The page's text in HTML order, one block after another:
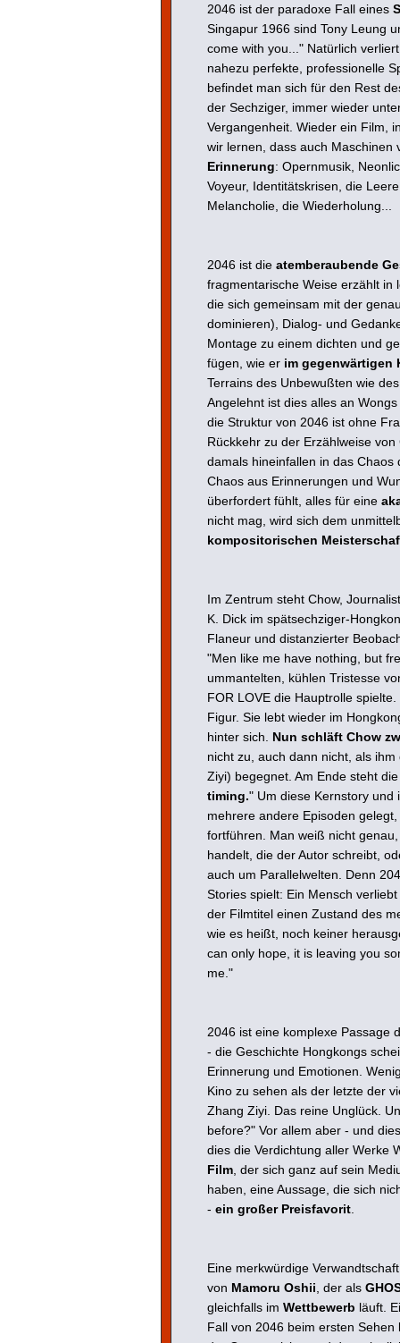
2046 ist der paradoxe Fall eines
Singapur 1966 sind Tony Leung
come with you..." Natürlich
nahezu perfekte, professionelle
befindet man sich für den Rest
der Sechziger, immer wieder
Vergangenheit. Wieder ein Film,
wir lernen, dass auch
Erinnerung: Opernmusik,
Voyeur, Identitätskrisen, die
Melancholie, die Wiederholung...
2046 ist die atemberaubende
fragmentarische Weise erzählt in
die sich gemeinsam mit der
dominieren), Dialog- und
Montage zu einem dichten und
fügen, wie er im gegenwärtigen
Terrains des Unbewußten wie
Angelehnt ist dies alles an
die Struktur von 2046 ist ohne
Rückkehr zu der Erzählweise
damals hineinfallen in das
Chaos aus Erinnerungen und
überfordert fühlt, alles für eine
nicht mag, wird sich dem
kompositorischen
Im Zentrum steht Chow,
K. Dick im spätsechziger-
Flaneur und distanzierter
"Men like me have nothing, but
ummantelten, kühlen Tristesse
FOR LOVE die Hauptrolle
Figur. Sie lebt wieder im
hinter sich. Nun schläft Chow
nicht zu, auch dann nicht, als
Ziyi) begegnet. Am Ende steht
timing." Um diese Kernstory und
mehrere andere Episoden
fortführen. Man weiß nicht
handelt, die der Autor schreibt,
auch um Parallelwelten. Denn
Stories spielt: Ein Mensch
der Filmtitel einen Zustand des
wie es heißt, noch keiner
can only hope, it is leaving you
me."
2046 ist eine komplexe Passage
- die Geschichte Hongkongs
Erinnerung und Emotionen.
Kino zu sehen als der letzte der
Zhang Ziyi. Das reine Unglück.
before?" Vor allem aber - und
dies die Verdichtung aller Werke
Film , der sich ganz auf sein
haben, eine Aussage, die sich
- ein großer Preisfavorit
Eine merkwürdige
von Mamoru Oshii , der als
gleichfalls im Wettbewerb läuft.
Fall von 2046 beim ersten